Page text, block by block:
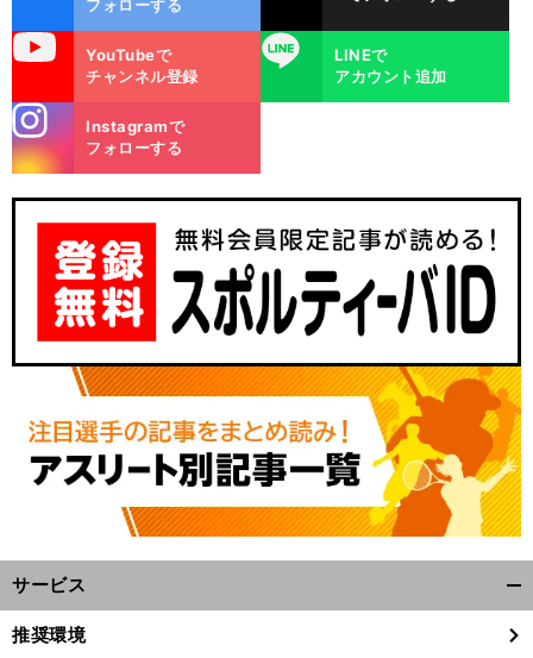
】
日
」
。
前
へ
フォローする
YouTubeで
チャンネル登録
LINE
LINEで
アカウント追加
m
Instagramで
フォローする
サービス
閉
推奨環境